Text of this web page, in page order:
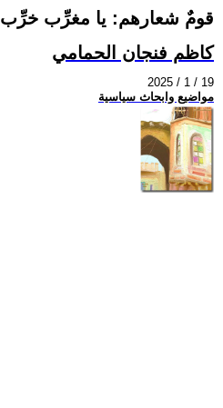
قومٌ شعارهم: يا مغرِّب خرِّب
كاظم فنجان الحمامي
2025 / 1 / 19
مواضيع وابحاث سياسية